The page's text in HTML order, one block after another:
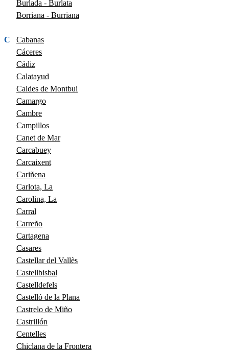
Burlada - Burlata
Borriana - Burriana
C
Cabanas
Cáceres
Cádiz
Calatayud
Caldes de Montbui
Camargo
Cambre
Campillos
Canet de Mar
Carcabuey
Carcaixent
Cariñena
Carlota, La
Carolina, La
Carral
Carreño
Cartagena
Casares
Castellar del Vallès
Castellbisbal
Castelldefels
Castelló de la Plana
Castrelo de Miño
Castrillón
Centelles
Chiclana de la Frontera